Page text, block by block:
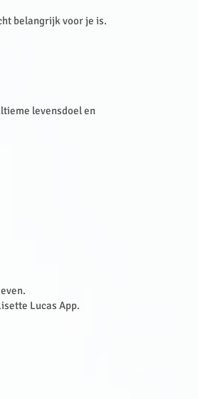
belangrijk voor je is.
levensdoel en
Lucas App.